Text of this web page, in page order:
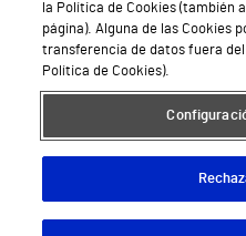
Teléfono
Política de
Conoce
Aviso Legal Política de cookies Política
la Política de Cookies (también
página). Alguna de las Cookies
transferencia de datos fuera
Política de Cookies).